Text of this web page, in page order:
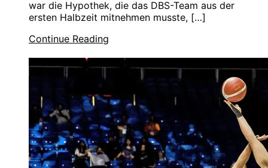
war die Hypothek, die das DBS-Team aus der
ersten Halbzeit mitnehmen musste, […]
Continue Reading